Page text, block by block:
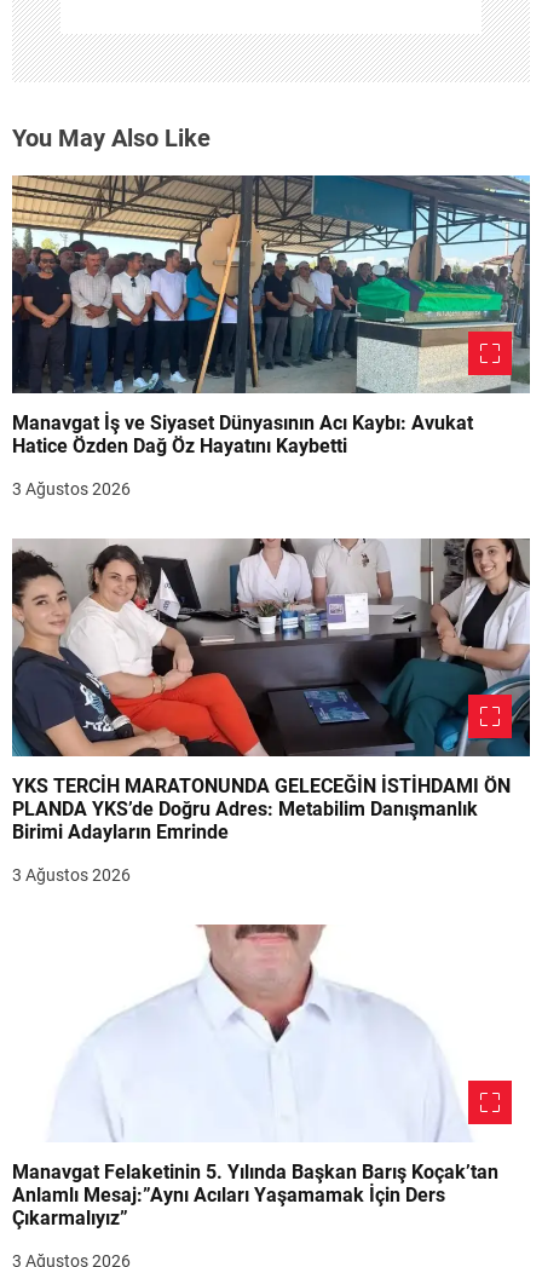
You May Also Like
Manavgat İş ve Siyaset Dünyasının Acı Kaybı: Avukat
Hatice Özden Dağ Öz Hayatını Kaybetti
3 Ağustos 2026
YKS TERCİH MARATONUNDA GELECEĞİN İSTİHDAMI ÖN
PLANDA YKS’de Doğru Adres: Metabilim Danışmanlık
Birimi Adayların Emrinde
3 Ağustos 2026
Manavgat Felaketinin 5. Yılında Başkan Barış Koçak’tan
Anlamlı Mesaj:”Aynı Acıları Yaşamamak İçin Ders
Çıkarmalıyız”
3 Ağustos 2026